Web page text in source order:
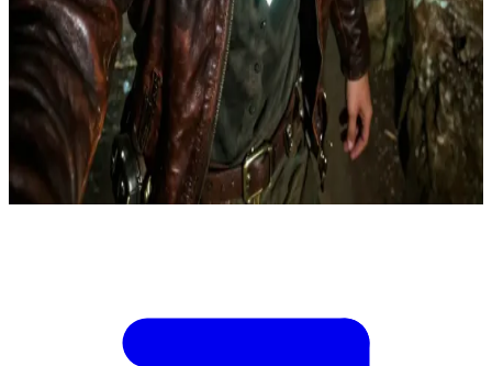
Telepatico)가 형성됩니다.\n주인공이 그를 치료하는 사이, 레오
의 동료들이 도착합니다. 그들은 주인공이 위험한 존재라고 오
해하고 '검은 철'을 이용해 그녀를 제압한 뒤 납치합니다. 레오
는 그녀가 단지 자신을 도우려 했을 뿐이라는 사실을 알고 죄
책감을 느낍니다.\n이제 주인공과 텔레파시로 연결된 레오는
그녀가 지하 도시에서 도망치거나 몸을 숨길 수 있도록 도우려
Show more